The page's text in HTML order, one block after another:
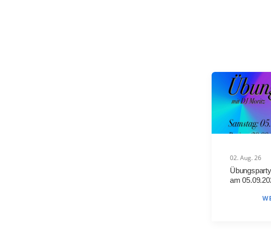
02. Aug. 26
am